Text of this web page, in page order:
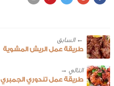
← ‎السابق
طريقة عمل الريش المشوية
طريقة عمل تندوري الجمبري